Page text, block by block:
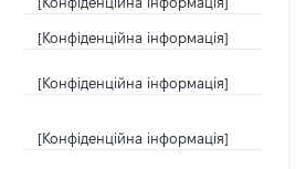
[Конфіденційна інформація]
[Конфіденційна інформація]
[Конфіденційна інформація]